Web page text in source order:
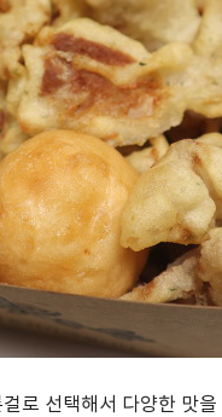
로 선택해서 다양한 맛